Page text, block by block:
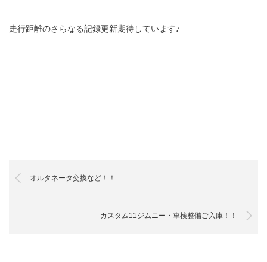
走行距離のさらなる記録更新期待しています♪
オルタネータ交換など！！
カスタム11ジムニー・車検整備ご入庫！！